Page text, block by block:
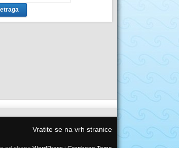
Vratite se na vrh stranice